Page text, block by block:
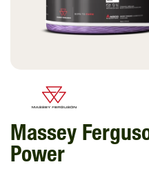
Massey
Power